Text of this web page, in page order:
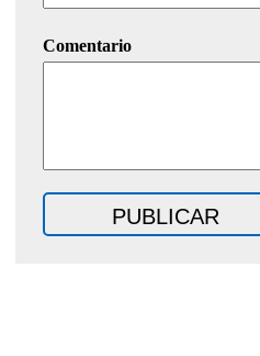
Comentario